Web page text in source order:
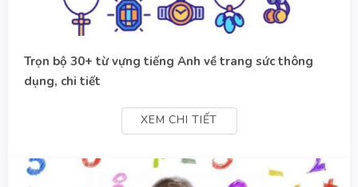
Trọn bộ 30+ từ vựng tiếng Anh về trang sức thông
dụng, chi tiết
XEM CHI TIẾT